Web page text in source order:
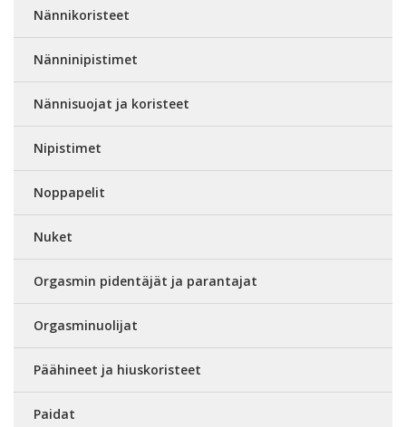
Nännikoristeet
Nänninipistimet
Nännisuojat ja koristeet
Nipistimet
Noppapelit
Nuket
Orgasmin pidentäjät ja parantajat
Orgasminuolijat
Päähineet ja hiuskoristeet
Paidat